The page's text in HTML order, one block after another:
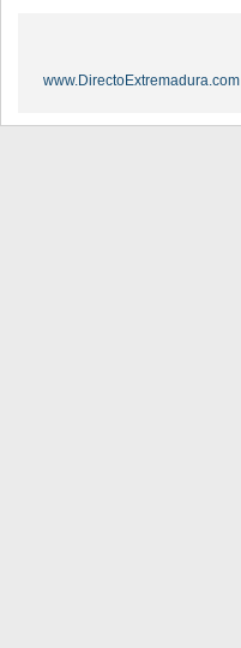
www.DirectoExtremadura.com